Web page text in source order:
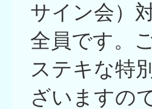
サイン会）
全員です。
ステキな特
ざいますの